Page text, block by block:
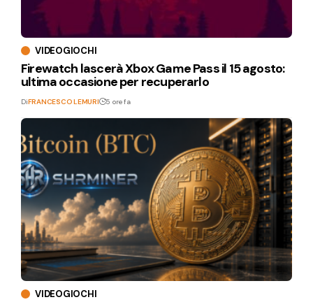
VIDEOGIOCHI
Firewatch lascerà Xbox Game Pass il 15 agosto:
ultima occasione per recuperarlo
DiFRANCESCO LEMURI 5 ore fa
VIDEOGIOCHI